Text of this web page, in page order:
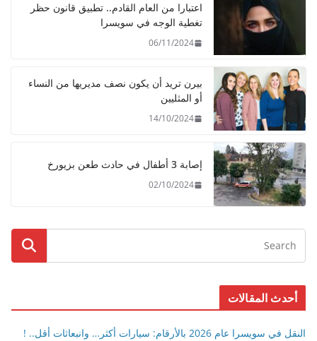
اعتبارا من العام القادم.. تطبيق قانون حظر
تغطية الوجه في سويسرا
06/11/2024
بيرن تريد أن يكون نصف مديريها من النساء
أو المثليين
14/10/2024
إصابة 3 أطفال في حادث طعن بزيورخ
02/10/2024
أحدث المقالات
النقل في سويسرا عام 2026 بالأرقام: سيارات أكثر… وانبعاثات أقل.. !